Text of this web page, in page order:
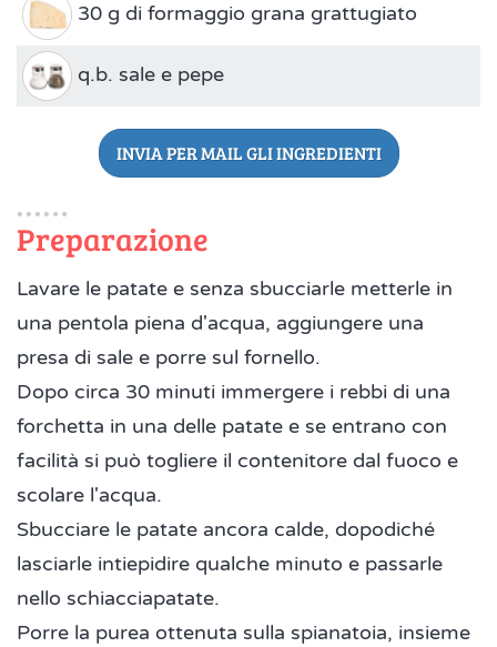
30 g di formaggio grana grattugiato
q.b. sale e pepe
INVIA PER MAIL GLI INGREDIENTI
Preparazione
Lavare le patate e senza sbucciarle metterle in
una pentola piena d'acqua, aggiungere una
presa di sale e porre sul fornello.
Dopo circa 30 minuti immergere i rebbi di una
forchetta in una delle patate e se entrano con
facilità si può togliere il contenitore dal fuoco e
scolare l'acqua.
Sbucciare le patate ancora calde, dopodiché
lasciarle intiepidire qualche minuto e passarle
nello schiacciapatate.
Porre la purea ottenuta sulla spianatoia, insieme